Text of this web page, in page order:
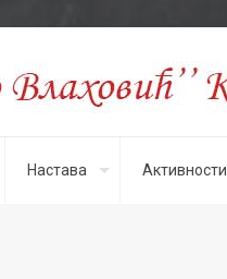
Настава Активности